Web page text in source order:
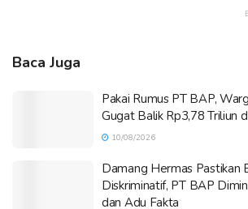
Baca Juga
Pakai Rumus PT BAP,
Gugat Balik Rp3,78 Triliun
10/08/2026
Damang Hermas Pastikan
Diskriminatif, PT BAP
dan Adu Fakta